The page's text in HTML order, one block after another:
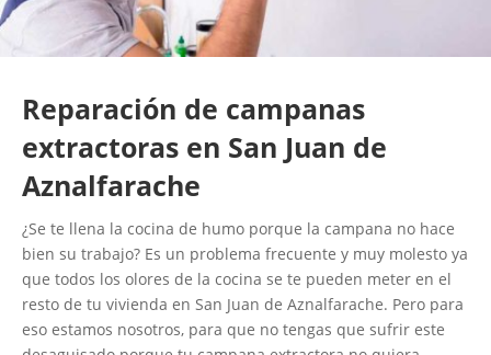
Reparación de campanas
extractoras en San Juan de
Aznalfarache
¿Se te llena la cocina de humo porque la campana no hace
bien su trabajo? Es un problema frecuente y muy molesto ya
que todos los olores de la cocina se te pueden meter en el
resto de tu vivienda en San Juan de Aznalfarache. Pero para
eso estamos nosotros, para que no tengas que sufrir este